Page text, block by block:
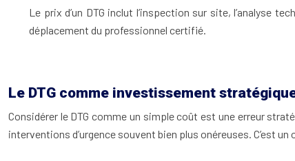
Le prix d’un DTG inclut l’inspection sur site, l’analyse
déplacement du professionnel certifié.
Le DTG comme investissement
Considérer le DTG comme un simple coût est une erreur
interventions d’urgence souvent bien plus onéreuses. C’est